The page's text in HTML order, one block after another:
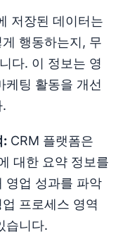
저장된 데이터는
행동하는지, 무
다. 이 정보는 영
케팅 활동을 개선
: CRM 플랫폼은
대한 요약 정보를
영업 성과를 파악
프로세스 영역
습니다.